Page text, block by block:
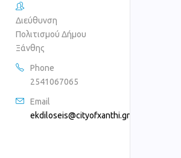
Διεύθυνση
Πολιτισμού Δήμου
Ξάνθης
Phone
2541067065
Email
ekdiloseis@cityofxanthi.gr